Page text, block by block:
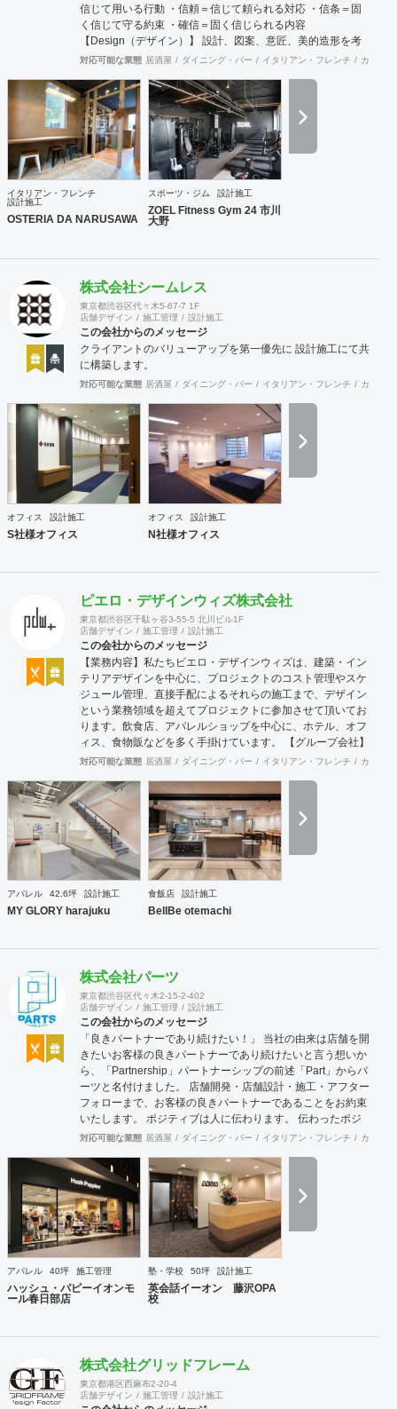
信じて用いる行動 ・信頼＝信じて頼られる対応 ・信条＝固
く信じて守る約束 ・確信＝固く信じられる内容
【Design（デザイン）】 設計、図案、意匠、美的造形を考
慮した創意工夫の計画、作成 またデザインを通じて、関わる
理を行っております。 お客様のお悩みやご相談には真摯に向
き合い、ご要望を最大限実現する技術力を提供いたします。
施工後にお客様が笑顔を見せてくださるときこそ、弊社にと
ってもっとも喜ばしい瞬間です。 弊社はリフォーム・リノベ
ーションや注文住宅など幅広く工事を担当させていただいて
おります。 建物種別は店舗・戸建・アパート・マンションな
ど様々な建物に対応させていただいており、色々な所にバラ
バラに工事内容の注文をしていただかなくとも、弊社にて一
式執り行う事をメリットとし、活動致しております。 尚、店
症の方や健康な方にも良いとされる、化学物質は一切使わな
い施工方法で無添加資材を使う工事なども対応できます。多
様な形で取り組んでおります。 経験豊富な営業、デザイナ
ー、設計士、建築士【1級】、現場監督がお客様をトータル
サポート致します。 作業現場では自社の職人がおりますの
で、柔軟性やスピード感ある対応致します。 ＵＳＥＮやサカ
ず、その他のご要望にもご対応させていただく事も可能で
す。 【特典・サービス有】チーパス・スマイル 協賛店 【受
賞歴】 ・千葉市都市文化賞2020 カフェ新装工事物件
受賞 ・掲載建築メディア 「アーキテクチャーフォト」
Weekly Top Topics 特集作品 マンションリノベーション
工事物件 選出 ・『小さなベーカリー&焼き菓子店のデザイ
ン』単行本 全国で愛される１００軒 ベーカリー店
舗新装工事物件 選出
対応可能な業態 居酒屋 ダイニング・バー イタリアン・フレンチ カフェ
イタリアン・フレンチ
設計施工
OSTERIA DA NARUSAWA
スポーツ・ジム 設計施工
ZOEL Fitness Gym 24 市川
大野
株式会社シームレス
東京都渋谷区代々木5-67-7 1F
店舗デザイン
施工管理 設計施工
この会社からのメッセージ
クライアントのバリューアップを第一優先に 設計施工にて共
に構築します。
対応可能な業態 居酒屋 ダイニング・バー イタリアン・フレンチ カフェ
オフィス 設計施工
S社様オフィス
オフィス 設計施工
N社様オフィス
ピエロ・デザインウィズ株式会社
東京都渋谷区千駄ヶ谷3-55-5 北川ビル1F
店舗デザイン
施工管理 設計施工
この会社からのメッセージ
【業務内容】私たちピエロ・デザインウィズは、建築・イン
テリアデザインを中心に、プロジェクトのコスト管理やスケ
ジュール管理、直接手配によるそれらの施工まで、デザイン
という業務領域を超えてプロジェクトに参加させて頂いてお
ります。飲食店、アパレルショップを中心に、ホテル、オフ
ィス、食物販などを多く手掛けています。 【グループ会社】
グループ会社に、ピエロ・デザイン＆ワークス（本社、ＷＥ
（工事、全国対応）の３社で、さまざまなご要望にお応えす
る体制を整えています。 【許認可】一級建築士事務所、一般
建設業、特定建設業（本社）、宅地建物取引業（本社）
対応可能な業態 居酒屋 ダイニング・バー イタリアン・フレンチ カフェ
アパレル 42.6坪 設計施工
MY GLORY harajuku
食飯店 設計施工
BellBe otemachi
株式会社パーツ
東京都渋谷区代々木2-15-2-402
店舗デザイン
施工管理 設計施工
この会社からのメッセージ
「良きパートナーであり続けたい！」 当社の由来は店舗を開
きたいお客様の良きパートナーであり続けたいと言う想いか
ら、「Partnership」パートナーシップの前述「Part」からパ
ーツと名付けました。 店舗開発・店舗設計・施工・アフター
フォローまで、お客様の良きパートナーであることをお約束
いたします。 ポジティブは人に伝わります。 伝わったポジ
ティブが幸せを呼び込み、呼び込んだ幸せが、さらに大きな
社ならではの実績をご確認下さい。 <a
href="https://www.partsinc.co.jp/">https://www.partsinc.co.jp/</a>
対応可能な業態 居酒屋 ダイニング・バー イタリアン・フレンチ カフェ
アパレル 40坪 施工管理
ハッシュ・パピーイオンモ
ール春日部店
塾・学校 50坪 設計施工
英会話イーオン 藤沢OPA
校
株式会社グリッドフレーム
東京都港区西麻布2-20-4
店舗デザイン
施工管理 設計施工